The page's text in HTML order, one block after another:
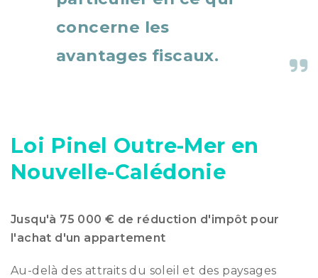
concerne les
avantages fiscaux.
Loi Pinel Outre-Mer en
Nouvelle-Calédonie
Jusqu'à 75 000 € de réduction d'impôt pour
l'achat d'un appartement
Au-delà des attraits du soleil et des paysages